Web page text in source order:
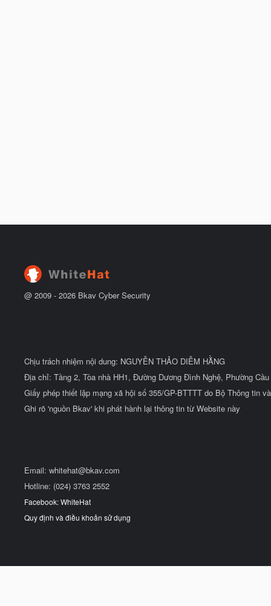
@ 2009 - 2026 Bkav Cyber Security
Chịu trách nhiệm nội dung: NGUYỄN THẢO DIỄM HẰNG
Địa chỉ: Tầng 2, Tòa nhà HH1, Đường Dương Đình Nghệ, Phường
Giấy phép thiết lập mạng xã hội số 355/GP-BTTTT do Bộ Thông tin
Ghi rõ 'nguồn Bkav' khi phát hành lại thông tin từ Website này
Email: whitehat@bkav.com
Hotline: (024) 3763 2552
Facebook: WhiteHat
Quy định và điều khoản sử dụng